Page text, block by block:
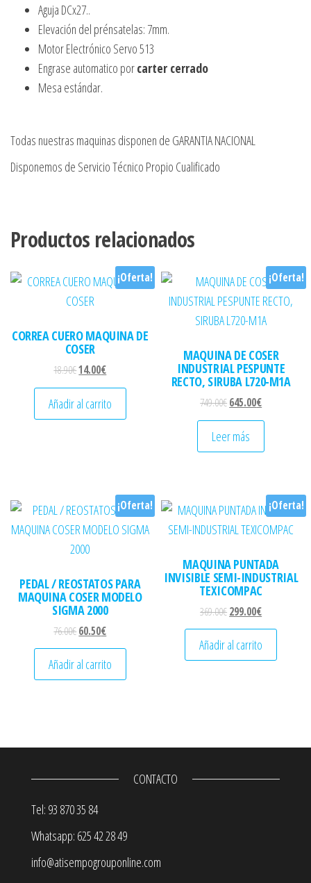
Aguja DCx27..
Elevación del prénsatelas: 7mm.
Motor Electrónico Servo 513
Engrase automatico porcarter cerrado
Mesa estándar.
Todas nuestras maquinas disponen de GARANTIA NACIONAL
Disponemos de Servicio Técnico Propio Cualificado
Productos relacionados
¡Oferta!
CORREA CUERO MAQUINA DE
COSER
18.90€El precio original era: 18.90€.
14.00€El precio actual es: 14.00€.
Añadir al carrito
¡Oferta!
MAQUINA DE COSER
INDUSTRIAL PESPUNTE
RECTO, SIRUBA L720-M1A
749.00€El precio original era:
645.00€El precio
Leer más
¡Oferta!
PEDAL / REOSTATOS PARA
MAQUINA COSER MODELO
SIGMA 2000
76.00€El precio original era: 76.00€.
60.50€El precio actual es: 60.50€.
Añadir al carrito
¡Oferta!
MAQUINA PUNTADA
INVISIBLE SEMI-INDUSTRIAL
TEXICOMPAC
369.00€El precio original era:
299.00€El precio
Añadir al carrito
CONTACTO
Tel: 93 870 35 84
Whatsapp: 625 42 28 49
info@atisempogrouponline.com